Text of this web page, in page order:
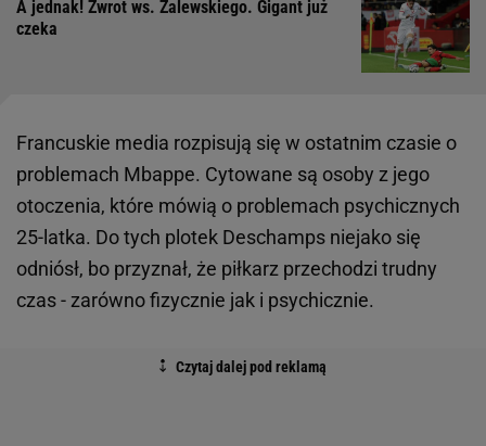
A jednak! Zwrot ws. Zalewskiego. Gigant już
czeka
Francuskie media rozpisują się w ostatnim czasie o
problemach Mbappe. Cytowane są osoby z jego
otoczenia, które mówią o problemach psychicznych
25-latka. Do tych plotek Deschamps niejako się
odniósł, bo przyznał, że piłkarz przechodzi trudny
czas - zarówno fizycznie jak i psychicznie.